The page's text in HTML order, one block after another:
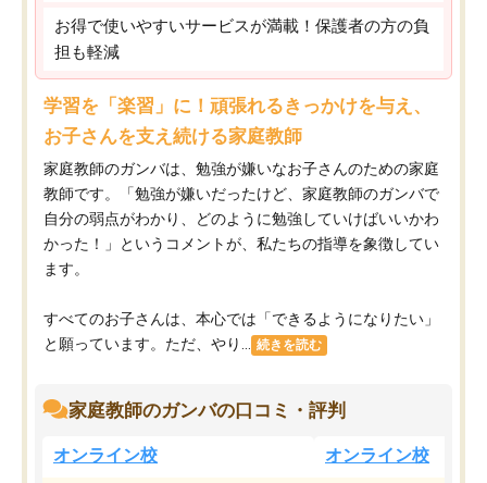
お得で使いやすいサービスが満載！保護者の方の負
担も軽減
学習を「楽習」に！頑張れるきっかけを与え、
お子さんを支え続ける家庭教師
家庭教師のガンバは、勉強が嫌いなお子さんのための家庭
教師です。「勉強が嫌いだったけど、家庭教師のガンバで
自分の弱点がわかり、どのように勉強していけばいいかわ
かった！」というコメントが、私たちの指導を象徴してい
ます。
すべてのお子さんは、本心では「できるようになりたい」
と願っています。ただ、やり...
続きを読む
家庭教師のガンバの口コミ・評判
オンライン校 オンライン校